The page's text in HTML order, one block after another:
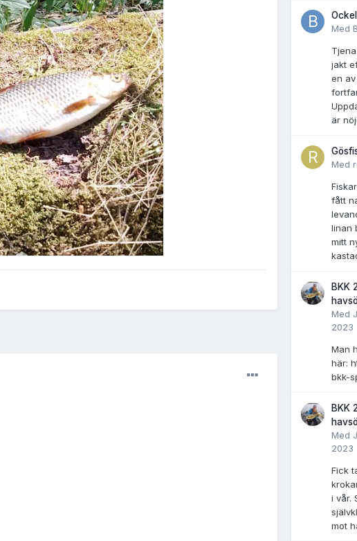
Med
jakt
en
är
Med
fått
linan
mitt
BKK
Med
2023
Man
här:
bkk-
BKK
Med
2023
Fick
i vår.
mot